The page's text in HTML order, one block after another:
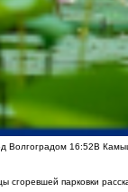
Волгоградом 16:52В
парковки